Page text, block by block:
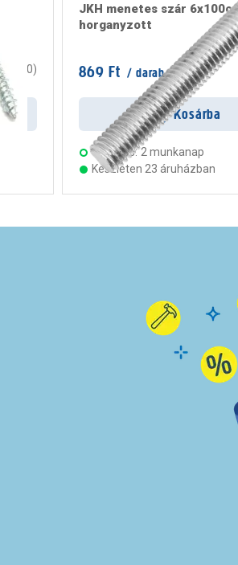
0)
JKH menetes szár
horganyzott
869 Ft / darab
Kosárba
Szállítás: 2 munkanap
Készleten 23 áruházban